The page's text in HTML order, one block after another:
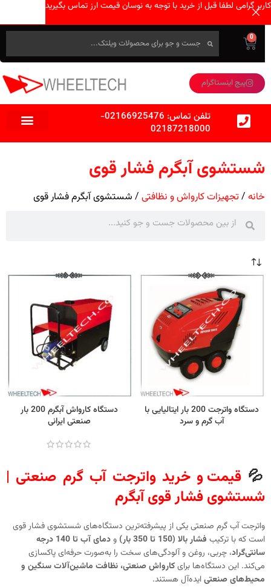
0
پیج اینستاگرام
تلفن تماس: 02166925476
-
02187218000
شستشوی آبگرم فشار قوی
خانه تجهیزات کارواش و نظافتی شستشوی آبگرم فشار قوی
دستگاه واترجت 200 بار ایتالیایی با
آب گرم و سرد
دستگاه کارواش آبگرم 200 بار
صنعتی ایرانی
💦 قیمت و خرید واترجت آب گرم صنعتی |
شستشوی فشار قوی آبگرم
واترجت آب گرم صنعتی یکی از پیشرفته‌ترین دستگاه‌های شستشوی فشار قوی
است که با ترکیب فشار بالا (150 تا 350 بار) و
دمای آب تا 140 درجه
سانتی‌گراد، چربی، روغن و آلودگی‌های سخت را به‌صورت حرفه‌ای پاکسازی
می‌کند. این دستگاه‌ها برایکارواش صنعتی، نظافت ماشین‌آلات سنگین و
محیط‌های صنعتیایده‌آل هستند.
کاربر گرامی لطفا قبل از خرید با توجه به نوسان قیمت ارز تماس بگیرید